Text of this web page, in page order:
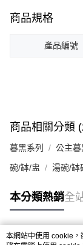
商品規格
產品編號
商品相關分類
暮黑系列 公主暮
碗/缽/盅 湯碗/缽
本分類熱銷全
本網站中使用 cookie